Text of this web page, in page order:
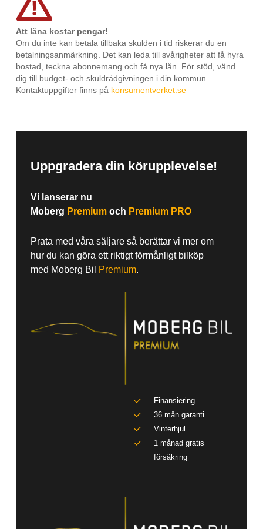
Att låna kostar pengar!
Om du inte kan betala tillbaka skulden i tid riskerar du en
betalningsanmärkning. Det kan leda till svårigheter att få hyra
bostad, teckna abonnemang och få nya lån. För stöd, vänd
dig till budget- och skuldrådgivningen i din kommun.
Kontaktuppgifter finns på konsumentverket.se
Uppgradera din körupplevelse!
Vi lanserar nu
Moberg Premiumoch Premium PRO
Prata med våra säljare så berättar vi mer om
hur du kan göra ett riktigt förmånligt bilköp
med Moberg Bil
Premium.
Finansiering
36 mån garanti
Vinterhjul
1 månad gratis
försäkring